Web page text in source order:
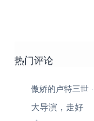
热门评论
傲娇的卢特三世 ·
大导演，走好